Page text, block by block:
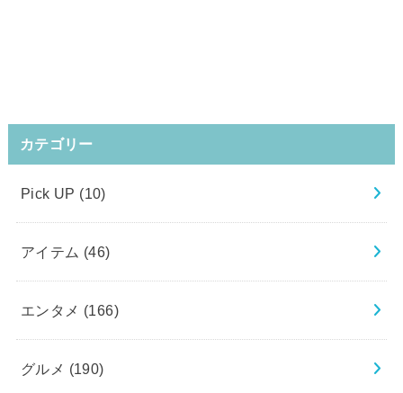
カテゴリー
Pick UP (10)
アイテム (46)
エンタメ (166)
グルメ (190)